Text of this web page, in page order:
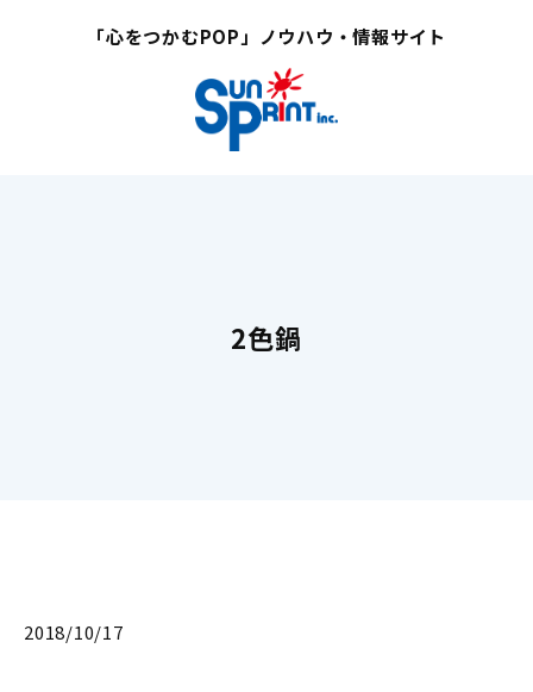
「心をつかむPOP」ノウハウ・情報サイト
2色鍋
2018/10/17